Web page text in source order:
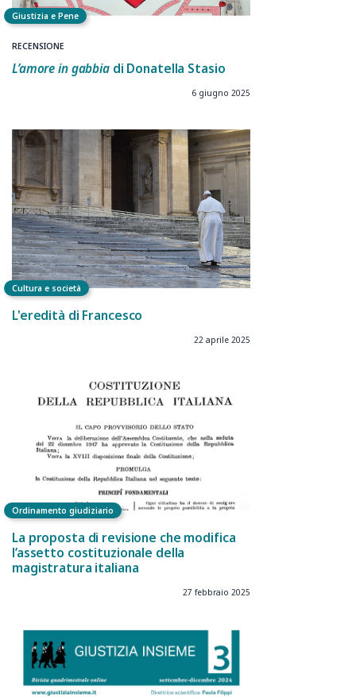
Giustizia e Pene
RECENSIONE
L’amore in gabbiadi Donatella Stasio
6 giugno 2025
Cultura e società
L'eredità di Francesco
22 aprile 2025
Ordinamento giudiziario
La proposta di revisione che modifica
l’assetto costituzionale della
magistratura italiana
27 febbraio 2025